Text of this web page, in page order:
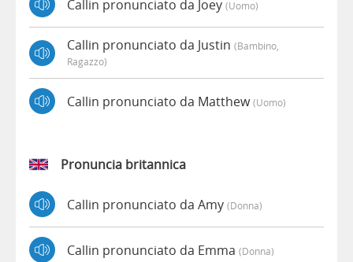
Callin pronunciato da Joey (uomo)
Callin pronunciato da Justin (bambino,
Ragazzo)
Callin pronunciato da Matthew(uomo)
Pronuncia britannica
Callin pronunciato da Amy (donna)
Callin pronunciato da Emma (donna)